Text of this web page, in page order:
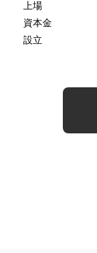
上場
資本金
設立